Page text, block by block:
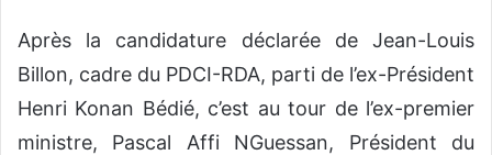
Après la candidature déclarée de Jean-Louis
Billon, cadre du PDCI-RDA, parti de l’ex-Président
Henri Konan Bédié, c’est au tour de l’ex-premier
ministre, Pascal Affi NGuessan, Président du